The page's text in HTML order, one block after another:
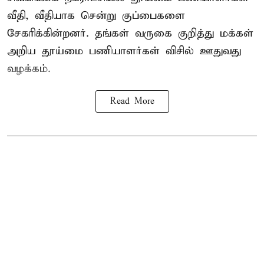
வீதி, வீதியாக சென்று குப்பைகளை
சேகரிக்கின்றனர். தங்கள் வருகை குறித்து மக்கள்
அறிய தூய்மை பணியாளர்கள் விசில் ஊதுவது
வழக்கம்.
Read More